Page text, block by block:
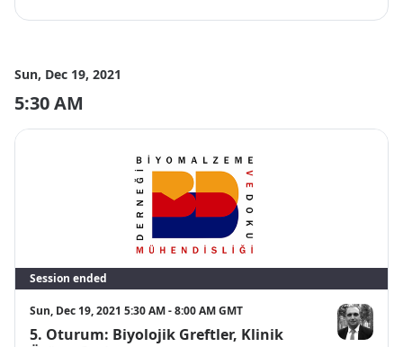
Sun, Dec 19, 2021
5:30 AM
Session ended
Sun, Dec 19, 2021 5:30 AM - 8:00 AM GMT
5. Oturum: Biyolojik Greftler, Klinik
Mahmut